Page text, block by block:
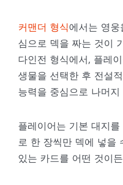
커맨더 형식에서는 영
심으로 덱을 짜는 것이
다인전 형식에서, 플레
생물을 선택한 후 전설
능력을 중심으로 나머
플레이어는 기본 대지
로 한 장씩만 덱에 넣을
있는 카드를 어떤 것이